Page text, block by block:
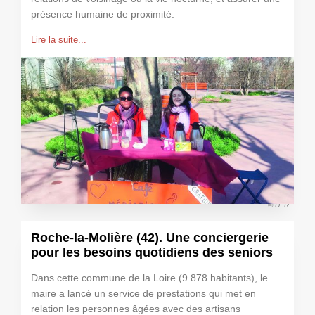
présence humaine de proximité.
Lire la suite...
© D. R.
Roche-la-Molière (42). Une conciergerie
pour les besoins quotidiens des seniors
Dans cette commune de la Loire (9 878 habitants), le
maire a lancé un service de prestations qui met en
relation les personnes âgées avec des artisans